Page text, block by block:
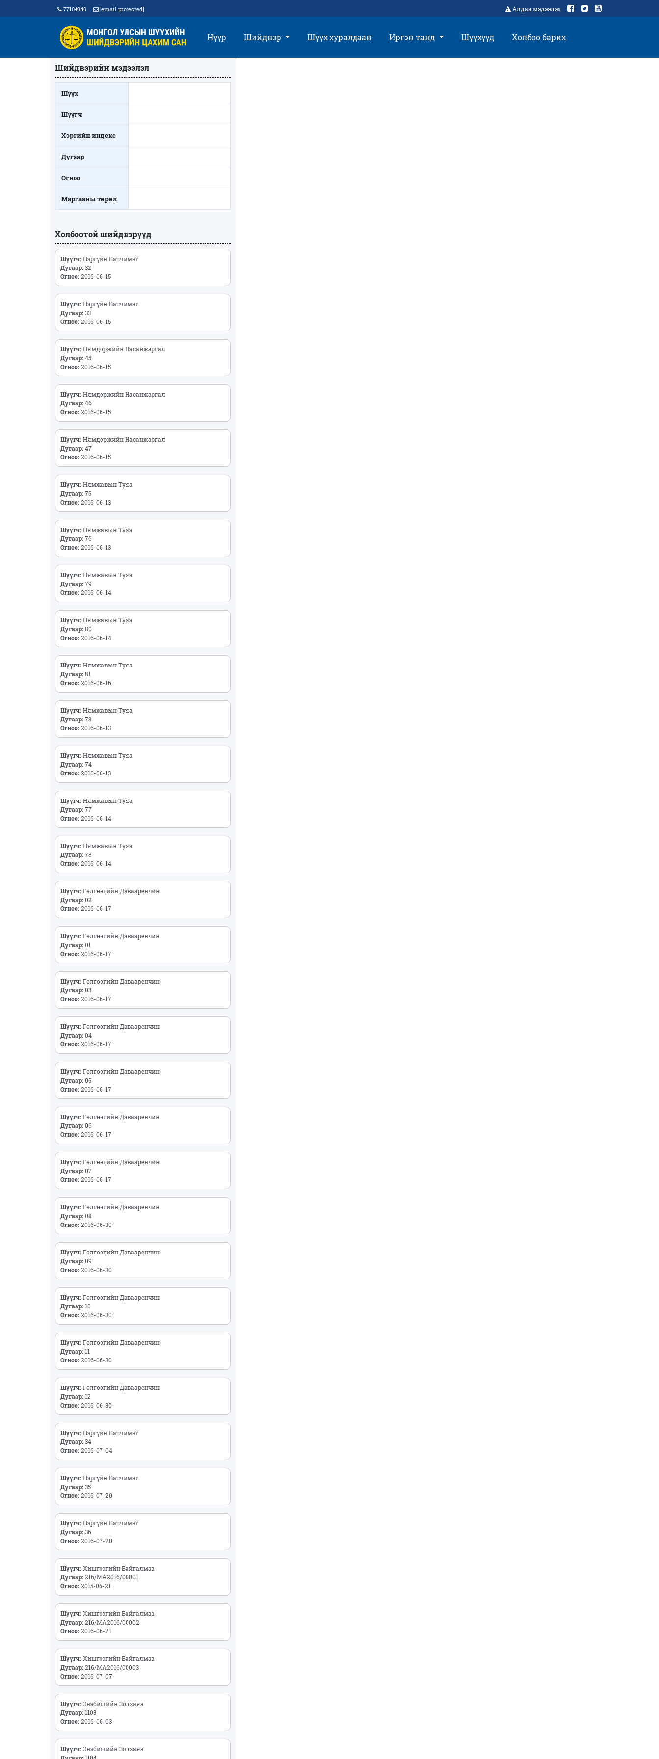
77104949 [email protected] Алдаа мэдээлэх
Нүүр Шийдвэр Шүүх хуралдаан Иргэн танд Шүүхүүд Холбоо барих
Шийдвэрийн мэдээлэл
Шүүх
Шүүгч
Хэргийн индекс
Дугаар
Огноо
Маргааны төрөл
Холбоотой шийдвэрүүд
Шүүгч:Нэргүйн Батчимэг
Дугаар:32
Огноо:2016-06-15
Шүүгч:Нэргүйн Батчимэг
Дугаар:33
Огноо:2016-06-15
Шүүгч:Нямдоржийн Насанжаргал
Дугаар:45
Огноо:2016-06-15
Шүүгч:Нямдоржийн Насанжаргал
Дугаар:46
Огноо:2016-06-15
Шүүгч:Нямдоржийн Насанжаргал
Дугаар:47
Огноо:2016-06-15
Шүүгч:Нямжавын Туяа
Дугаар:75
Огноо:2016-06-13
Шүүгч:Нямжавын Туяа
Дугаар:76
Огноо:2016-06-13
Шүүгч:Нямжавын Туяа
Дугаар:79
Огноо:2016-06-14
Шүүгч:Нямжавын Туяа
Дугаар:80
Огноо:2016-06-14
Шүүгч:Нямжавын Туяа
Дугаар:81
Огноо:2016-06-16
Шүүгч:Нямжавын Туяа
Дугаар:73
Огноо:2016-06-13
Шүүгч:Нямжавын Туяа
Дугаар:74
Огноо:2016-06-13
Шүүгч:Нямжавын Туяа
Дугаар:77
Огноо:2016-06-14
Шүүгч:Нямжавын Туяа
Дугаар:78
Огноо:2016-06-14
Шүүгч:Гөлгөөгийн Давааренчин
Дугаар:02
Огноо:2016-06-17
Шүүгч:Гөлгөөгийн Давааренчин
Дугаар:01
Огноо:2016-06-17
Шүүгч:Гөлгөөгийн Давааренчин
Дугаар:03
Огноо:2016-06-17
Шүүгч:Гөлгөөгийн Давааренчин
Дугаар:04
Огноо:2016-06-17
Шүүгч:Гөлгөөгийн Давааренчин
Дугаар:05
Огноо:2016-06-17
Шүүгч:Гөлгөөгийн Давааренчин
Дугаар:06
Огноо:2016-06-17
Шүүгч:Гөлгөөгийн Давааренчин
Дугаар:07
Огноо:2016-06-17
Шүүгч:Гөлгөөгийн Давааренчин
Дугаар:08
Огноо:2016-06-30
Шүүгч:Гөлгөөгийн Давааренчин
Дугаар:09
Огноо:2016-06-30
Шүүгч:Гөлгөөгийн Давааренчин
Дугаар:10
Огноо:2016-06-30
Шүүгч:Гөлгөөгийн Давааренчин
Дугаар:11
Огноо:2016-06-30
Шүүгч:Гөлгөөгийн Давааренчин
Дугаар:12
Огноо:2016-06-30
Шүүгч:Нэргүйн Батчимэг
Дугаар:34
Огноо:2016-07-04
Шүүгч:Нэргүйн Батчимэг
Дугаар:35
Огноо:2016-07-20
Шүүгч:Нэргүйн Батчимэг
Дугаар:36
Огноо:2016-07-20
Шүүгч:Хишгээгийн Байгалмаа
Дугаар:216/МА2016/00001
Огноо:2015-06-21
Шүүгч:Хишгээгийн Байгалмаа
Дугаар:216/МА2016/00002
Огноо:2016-06-21
Шүүгч:Хишгээгийн Байгалмаа
Дугаар:216/МА2016/00003
Огноо:2016-07-07
Шүүгч:Энэбишийн Золзаяа
Дугаар:1103
Огноо:2016-06-03
Шүүгч:Энэбишийн Золзаяа